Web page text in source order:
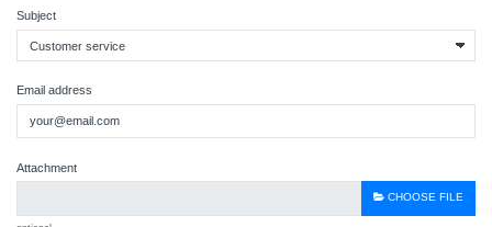
Subject
Email address
Attachment
CHOOSE FILE